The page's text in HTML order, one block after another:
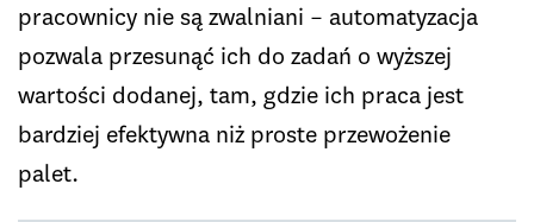
pracownicy nie są zwalniani – automatyzacja
pozwala przesunąć ich do zadań o wyższej
wartości dodanej, tam, gdzie ich praca jest
bardziej efektywna niż proste przewożenie
palet.